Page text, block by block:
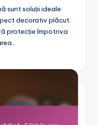
sunt soluții ideale
decorativ plăcut.
protecție împotriva